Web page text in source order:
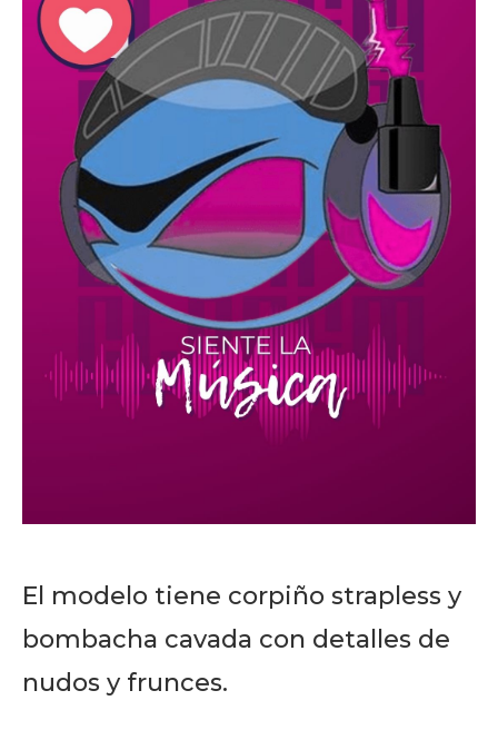
El modelo tiene corpiño strapless y
bombacha cavada con detalles de
nudos y frunces.